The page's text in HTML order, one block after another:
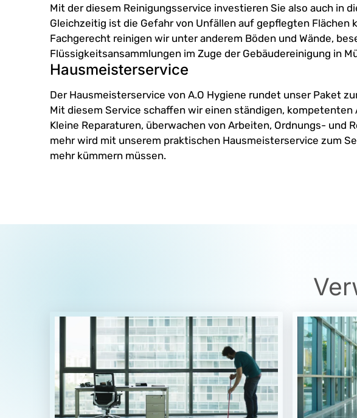
Mit der diesem Reinigungsservice investieren Sie also auch in
Gleichzeitig ist die Gefahr von Unfällen auf gepflegten Flächen
Fachgerecht reinigen wir unter anderem Böden und Wände,
Flüssigkeitsansammlungen im Zuge der Gebäudereinigung in
Hausmeisterservice
Der Hausmeisterservice von A.O Hygiene rundet unser Paket
Mit diesem Service schaffen wir einen ständigen,
Kleine Reparaturen, überwachen von Arbeiten, Ordnungs- und
mehr wird mit unserem praktischen Hausmeisterservice zum
mehr kümmern müssen.